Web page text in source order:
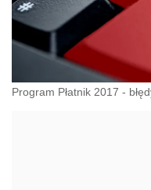
Program Płatnik 2017 -